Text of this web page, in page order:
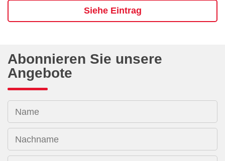
Siehe Eintrag
Abonnieren Sie unsere
Angebote
Name
Nachname